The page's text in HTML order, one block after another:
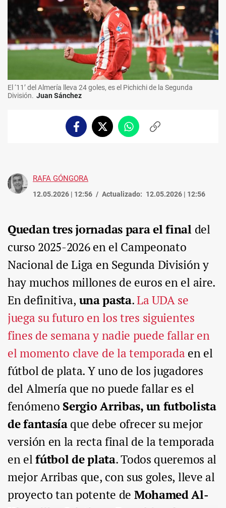
El ‘11’ del Almería lleva 24 goles, es el Pichichi de la Segunda
División. Juan Sánchez
FacebookTwitterWhatsappCopiar
RAFA GÓNGORA
12.05.2026 | 12:56 Actualizado: 12.05.2026 | 12:56
Quedan tres jornadas para el final del
curso 2025-2026 en el Campeonato
Nacional de Liga en Segunda División y
hay muchos millones de euros en el aire.
En definitiva, una pasta.La UDA se
juega su futuro en los tres siguientes
fines de semana y nadie puede fallar en
el momento clave de la temporada en el
fútbol de plata. Y uno de los jugadores
del Almería que no puede fallar es el
fenómeno Sergio Arribas, un futbolista
de fantasíaque debe ofrecer su mejor
versión en la recta final de la temporada
en elfútbol de plata. Todos queremos al
mejor Arribas que, con sus goles, lleve al
proyecto tan potente de Mohamed Al-